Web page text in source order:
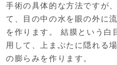
手術の具体的な方法ですが
て、目の中の水を眼の外に
を作ります。 結膜という白
用して、上まぶたに隠れる
の膨らみを作ります。